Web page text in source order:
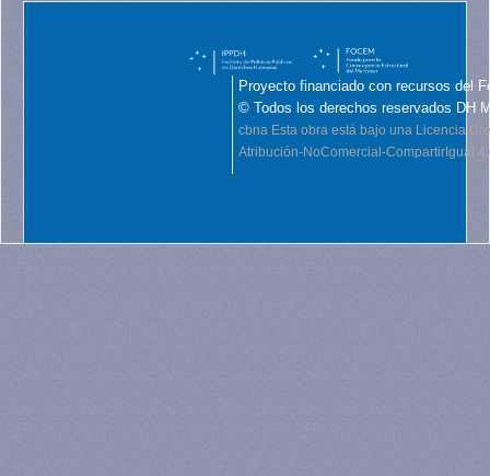
Proyecto financiado con recursos del
© Todos los derechos reservados DH
cbna Esta obra está bajo una Licencia
Atribución-NoComercial-CompartirIgual